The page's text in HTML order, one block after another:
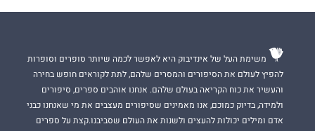
משימת העל של אינדיבוק היא לאפשר לכמה שיותר סופרים וסופרות
להפיץ לעולם את הסיפורים והמסרים שלהם, לתת לקוראים חופש בחירה
והעשיר את כוח הקריאה בעולם שלהם. אנחנו אוהבים ספרים, סיפורים
ולמידה, בדיוק כמוכם, אנו מאמינים שסיפורים מעצבים את מי שאנחנו כבני
אדם ומילים יכולות להעצים ולשנות את העולם שסביבנו.קצת על ספרים